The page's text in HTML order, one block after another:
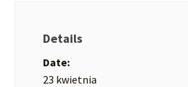
Details
Date:
23 kwietnia